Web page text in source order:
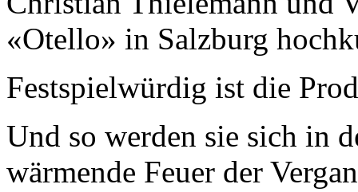
«Otello» in Salzburg
Festspielwürdig ist die
Und so werden sie sich in
wärmende Feuer der